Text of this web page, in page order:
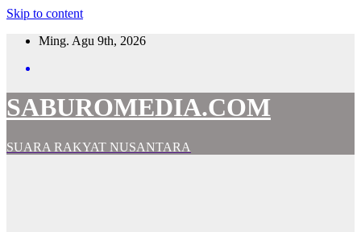
Skip to content
Ming. Agu 9th, 2026
SABUROMEDIA.COM
SUARA RAKYAT NUSANTARA